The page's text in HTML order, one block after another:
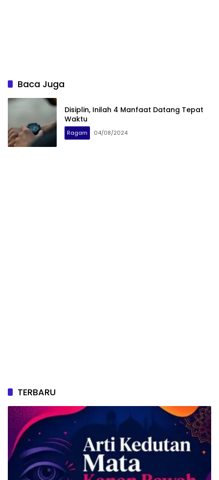
Baca Juga
Disiplin, Inilah 4 Manfaat Datang Tepat
Waktu
Ragam 04/08/2024
TERBARU